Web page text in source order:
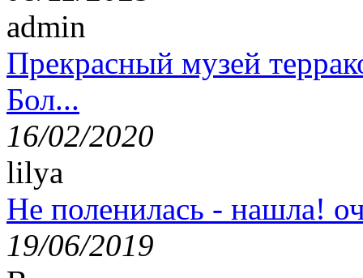
admin
Прекрасный музей
Бол...
16/02/2020
lilya
Не поленилась - нашла!
19/06/2019